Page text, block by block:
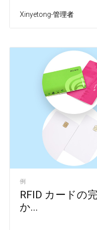
Xinyetong-管理者
例
RFID カードの
か...